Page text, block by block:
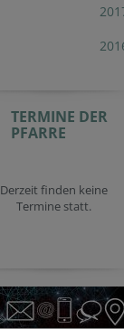
TERMINE DER
PFARRE
Derzeit finden keine
Termine statt.